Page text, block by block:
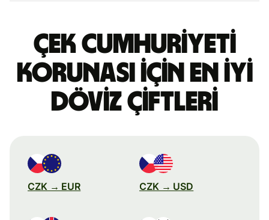
Çek Cumhuriyeti
korunası için en iyi
döviz çiftleri
CZK → EUR CZK → USD